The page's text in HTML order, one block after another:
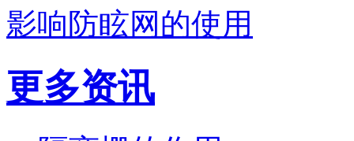
影响防眩网的使用
更多资讯